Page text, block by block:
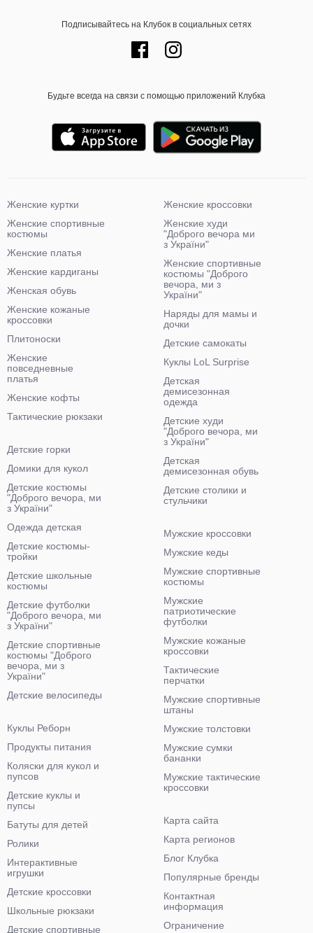
Подписывайтесь на Клубок в социальных сетях
Будьте всегда на связи с помощью приложений Клубка
Женские куртки
Женские спортивные
костюмы
Женские платья
Женские кардиганы
Женская обувь
Женские кожаные
кроссовки
Плитоноски
Женские
повседневные
платья
Женские кофты
Тактические рюкзаки
Женские кроссовки
Женские худи
"Доброго вечора ми
з України"
Женские спортивные
костюмы "Доброго
вечора, ми з
України"
Наряды для мамы и
дочки
Детские самокаты
Куклы LoL Surprise
Детская
демисезонная
одежда
Детские худи
"Доброго вечора, ми
з України"
Детская
демисезонная обувь
Детские столики и
стульчики
Детские горки
Домики для кукол
Детские костюмы
"Доброго вечора, ми
з України"
Одежда детская
Детские костюмы-
тройки
Детские школьные
костюмы
Детские футболки
"Доброго вечора, ми
з України"
Детские спортивные
костюмы "Доброго
вечора, ми з
України"
Детские велосипеды
Мужские кроссовки
Мужские кеды
Мужские спортивные
костюмы
Мужские
патриотические
футболки
Мужские кожаные
кроссовки
Тактические
перчатки
Мужские спортивные
штаны
Мужские толстовки
Мужские сумки
бананки
Мужские тактические
кроссовки
Куклы Реборн
Продукты питания
Коляски для кукол и
пупсов
Детские куклы и
пупсы
Батуты для детей
Ролики
Интерактивные
игрушки
Детские кроссовки
Школьные рюкзаки
Детские спортивные
Карта сайта
Карта регионов
Блог Клубка
Популярные бренды
Контактная
информация
Ограничение